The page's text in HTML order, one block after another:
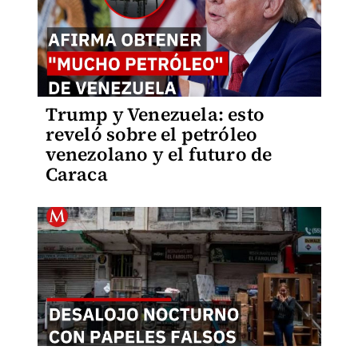
Trump y Venezuela: esto
reveló sobre el petróleo
venezolano y el futuro de
Caraca